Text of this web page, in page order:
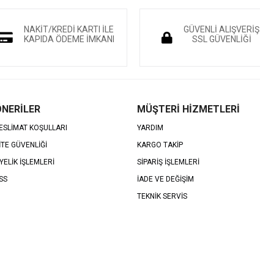
NAKİT/KREDİ KARTI İLE
KAPIDA ÖDEME İMKANI
GÜVENLİ ALIŞVERİŞ
SSL GÜVENLİĞİ
KOŞULLARI
GÜVENLİĞİ
İŞLEMLERİ
MÜŞTERİ HİZMETLERİ
YARDIM
KARGO TAKİP
SİPARİŞ İŞLEMLERİ
İADE VE DEĞİŞİM
TEKNİK SERVİS